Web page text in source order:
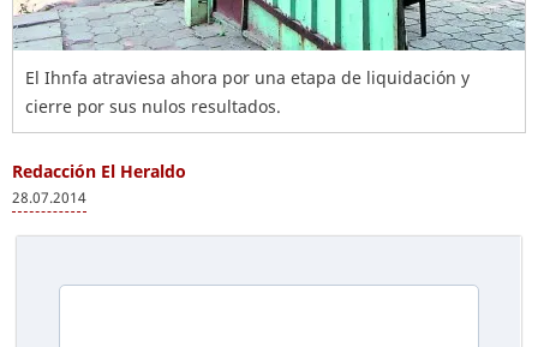
El Ihnfa atraviesa ahora por una etapa de liquidación y
cierre por sus nulos resultados.
Redacción El Heraldo
28.07.2014